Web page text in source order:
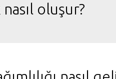
nasıl oluşur?